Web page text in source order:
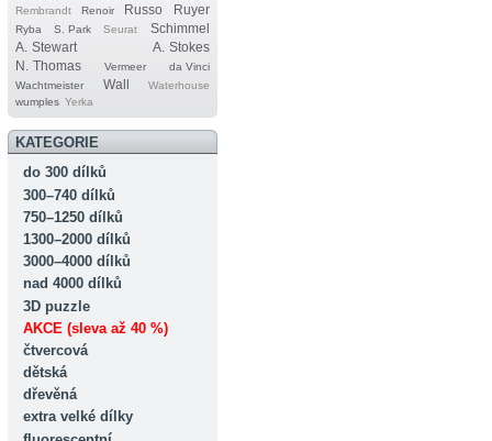
Rembrandt
Renoir Russo Ruyer
Ryba S. Park Seurat
Schimmel
A. Stewart
A. Stokes
N. Thomas
Vermeer
da Vinci
Wachtmeister
Wall
Waterhouse
wumples Yerka
KATEGORIE
do 300 dílků
300–740 dílků
750–1250 dílků
1300–2000 dílků
3000–4000 dílků
nad 4000 dílků
3D puzzle
AKCE (sleva až 40 %)
čtvercová
dětská
dřevěná
extra velké dílky